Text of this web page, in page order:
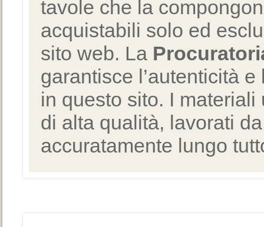
tavole che la
acquistabili solo ed
sito web. La
garantisce l’autenticità
in questo sito. I
di alta qualità, lavorati
accuratamente lungo